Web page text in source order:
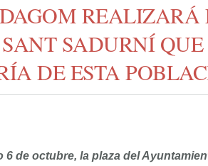
SADURNÍ
DE ESTA
6 de octubre, la plaza del